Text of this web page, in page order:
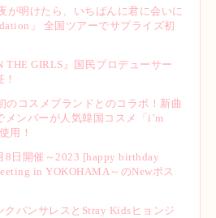
が明けたら、いちばんに君に会いに
」 全国ツアーでサプライズ初
THE GIRLS』国民プロデューサー
のコスメブランドとのコラボ！新曲
メンバーが人気韓国コスメ「i’m
用！
8日開催～2023 [happy birthday
in YOKOHAMA～のNewポス
クパンサレスとStray Kidsヒョンジ